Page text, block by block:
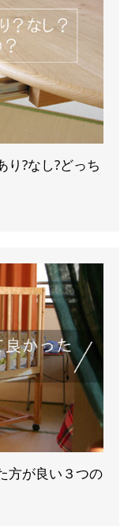
り?なし?どっち
方が良い３つの